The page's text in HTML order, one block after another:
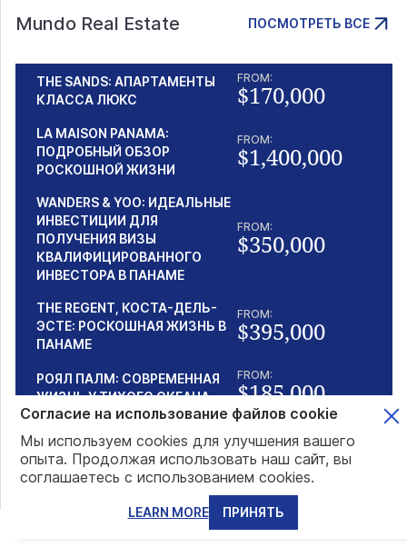
Mundo Real Estate ПОСМОТРЕТЬ ВСЕ
THE SANDS: АПАРТАМЕНТЫ
КЛАССА ЛЮКС
FROM:
$170,000
LA MAISON PANAMA:
ПОДРОБНЫЙ ОБЗОР
РОСКОШНОЙ ЖИЗНИ
FROM:
$1,400,000
WANDERS & YOO: ИДЕАЛЬНЫЕ
ИНВЕСТИЦИИ ДЛЯ
ПОЛУЧЕНИЯ ВИЗЫ
КВАЛИФИЦИРОВАННОГО
ИНВЕСТОРА В ПАНАМЕ
FROM:
$350,000
THE REGENT, КОСТА-ДЕЛЬ-
ЭСТЕ: РОСКОШНАЯ ЖИЗНЬ В
ПАНАМЕ
FROM:
$395,000
РОЯЛ ПАЛМ: СОВРЕМЕННАЯ
ЖИЗНЬ У ТИХОГО ОКЕАНА
FROM:
$185,000
Популярные статьи
КАК ПОЛУЧИТЬ ГРАЖДАНСТВО САН-ТОМЕ:
ДОКУМЕНТЫ, СРОКИ И ПРОВЕРКА DUE DILIGENCE
Согласие на использование файлов cookie
Мы используем cookies для улучшения вашего
опыта. Продолжая использовать наш сайт, вы
соглашаетесь с использованием cookies.
LEARN MORE ПРИНЯТЬ